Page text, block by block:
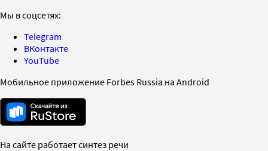
Мы в соцсетях:
Telegram
ВКонтакте
YouTube
Мобильное приложение Forbes Russia на Android
На сайте работает синтез речи